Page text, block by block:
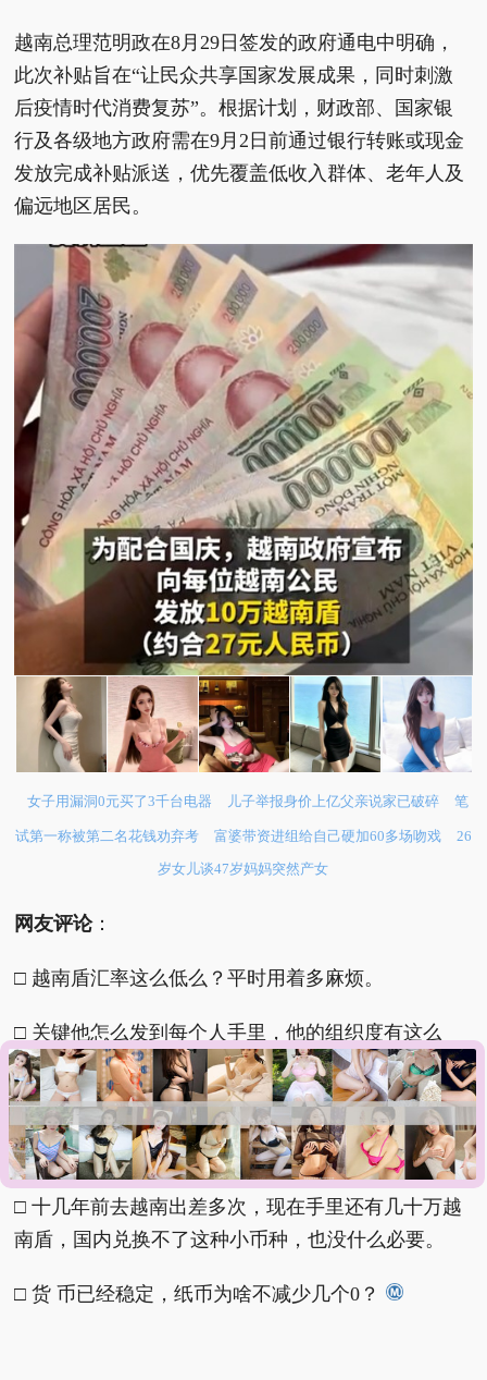
越南总理范明政在8月29日签发的政府通电中明确，
此次补贴旨在“让民众共享国家发展成果，同时刺激
后疫情时代消费复苏”。根据计划，财政部、国家银
行及各级地方政府需在9月2日前通过银行转账或现金
发放完成补贴派送，优先覆盖低收入群体、老年人及
偏远地区居民。
女子用漏洞0元买了3千台电器 儿子举报身价上亿父亲说家已破碎 笔
试第一称被第二名花钱劝弃考 富婆带资进组给自己硬加60多场吻戏
26
岁女儿谈47岁妈妈突然产女
网友评论：
□ 越南盾汇率这么低么？平时用着多麻烦。
□ 关键他怎么发到每个人手里，他的组织度有这么
强？
□ 看到这汇率对比确实让人忍俊不禁，越南盾面值听
着唬人，实际换算下来还挺接地气的。
□ 十几年前去越南出差多次，现在手里还有几十万越
南盾，国内兑换不了这种小币种，也没什么必要。
□ 货 币已经稳定，纸币为啥不减少几个0？